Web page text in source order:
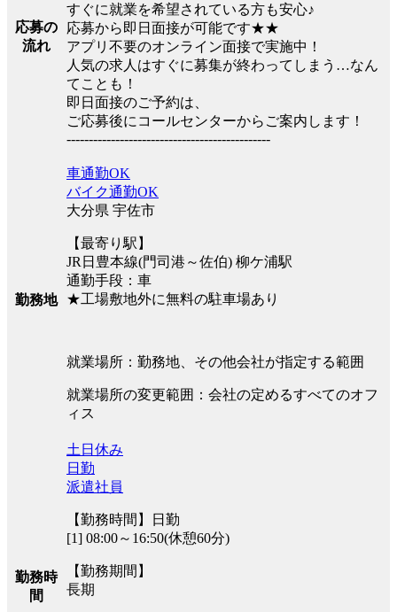
応募の
流れ
すぐに就業を希望されている方も安心♪
応募から即日面接が可能です★★
アプリ不要のオンライン面接で実施中！
人気の求人はすぐに募集が終わってしまう…なん
てことも！
即日面接のご予約は、
ご応募後にコールセンターからご案内します！
----------------------------------------------
勤務地
車通勤OK
バイク通勤OK
大分県 宇佐市
【最寄り駅】
JR日豊本線(門司港～佐伯) 柳ケ浦駅
通勤手段：車
★工場敷地外に無料の駐車場あり
就業場所：勤務地、その他会社が指定する範囲
就業場所の変更範囲：会社の定めるすべてのオフ
ィス
勤務時
間
土日休み
日勤
派遣社員
【勤務時間】日勤
[1] 08:00～16:50(休憩60分)
【勤務期間】
長期